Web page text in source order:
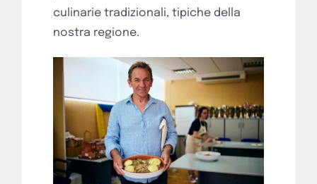
culinarie tradizionali, tipiche della
nostra regione.